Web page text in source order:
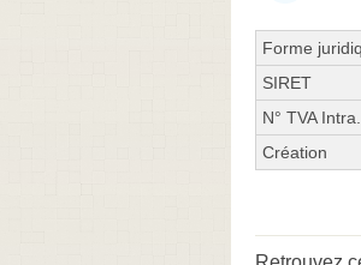
Forme
SIRET
N° TVA Intra.
Création